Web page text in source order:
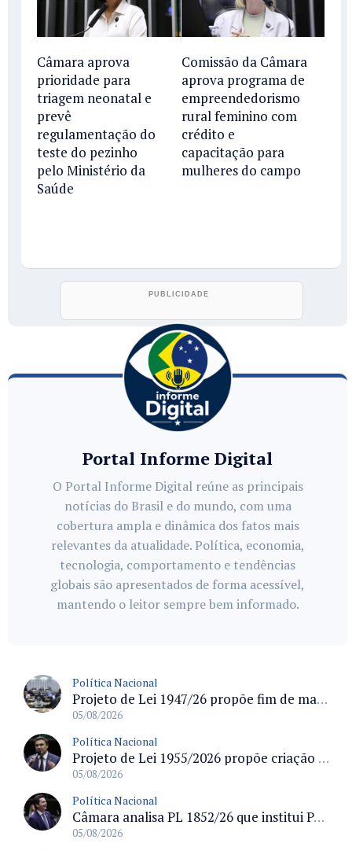
Câmara aprova
prioridade para
triagem neonatal e
prevê
regulamentação do
teste do pezinho
pelo Ministério da
Saúde
Comissão da Câmara
aprova programa de
empreendedorismo
rural feminino com
crédito e
capacitação para
mulheres do campo
Portal Informe Digital
O Portal Informe Digital reúne as principais
notícias do Brasil e do mundo, com uma
cobertura ampla e dinâmica dos fatos mais
relevantes da atualidade. Política, economia,
tecnologia, comportamento e tendências
globais são apresentados de forma acessível,
mantendo o leitor sempre bem informado.
Política Nacional
Projeto de Lei 1947/26 propõe fim de margens para cartão de crédito e consignado do INSS
05/08/2026
Política Nacional
Projeto de Lei 1955/2026 propõe criação de geração livre de fumo ao restringir venda de vapes a nascidos desde 1º de janeiro de 2009
05/08/2026
Política Nacional
Câmara analisa PL 1852/26 que institui Política Nacional de Gestão de Desempenho e Eficiência para servidores públicos
05/08/2026